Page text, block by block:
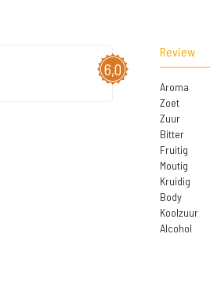
6,0
Review
Aroma
Zoet
Zuur
Bitter
Fruitig
Moutig
Kruidig
Body
Koolzuur
Alcohol